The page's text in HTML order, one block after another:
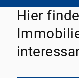
Hier